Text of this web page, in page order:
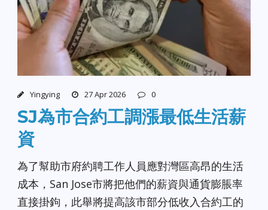
Yingying 27 Apr 2026 0
SJ為市合約工調漲最低生活薪
資
為了幫助市府約聘工作人員應對灣區高昂的生活
成本，San Jose市將把他們的薪資與通貨膨脹率
直接掛鉤，此舉將提高該市部分低收入合約工的